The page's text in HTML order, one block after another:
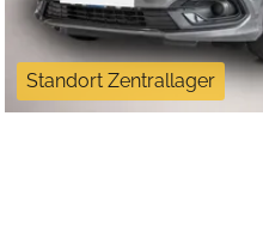
Standort Zentrallager